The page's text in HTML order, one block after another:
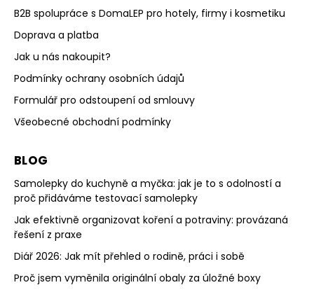
B2B spolupráce s DomaLEP pro hotely, firmy i kosmetiku
Doprava a platba
Jak u nás nakoupit?
Podmínky ochrany osobních údajů
Formulář pro odstoupení od smlouvy
Všeobecné obchodní podmínky
BLOG
Samolepky do kuchyně a myčka: jak je to s odolností a
proč přidáváme testovací samolepky
Jak efektivně organizovat koření a potraviny: provázaná
řešení z praxe
Diář 2026: Jak mít přehled o rodině, práci i sobě
Proč jsem vyměnila originální obaly za úložné boxy